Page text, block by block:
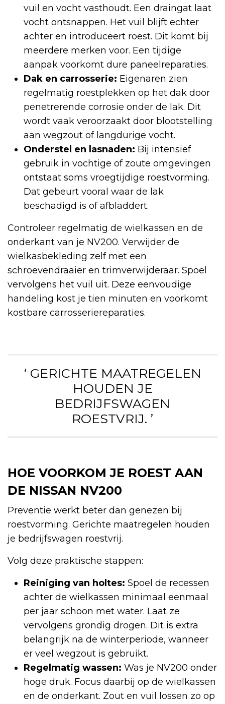
vuil en vocht vasthoudt. Een draingat laat
vocht ontsnappen. Het vuil blijft echter
achter en introduceert roest. Dit komt bij
meerdere merken voor. Een tijdige
aanpak voorkomt dure paneelreparaties.
Dak en carrosserie: Eigenaren zien
regelmatig roestplekken op het dak door
penetrerende corrosie onder de lak. Dit
wordt vaak veroorzaakt door blootstelling
aan wegzout of langdurige vocht.
Onderstel en lasnaden: Bij intensief
gebruik in vochtige of zoute omgevingen
ontstaat soms vroegtijdige roestvorming.
Dat gebeurt vooral waar de lak
beschadigd is of afbladdert.
Controleer regelmatig de wielkassen en de
onderkant van je NV200. Verwijder de
wielkasbekleding zelf met een
schroevendraaier en trimverwijderaar. Spoel
vervolgens het vuil uit. Deze eenvoudige
handeling kost je tien minuten en voorkomt
kostbare carrosseriereparaties.
‘ GERICHTE MAATREGELEN
HOUDEN JE
BEDRIJFSWAGEN
ROESTVRIJ. ’
HOE VOORKOM JE ROEST AAN
DE NISSAN NV200
Preventie werkt beter dan genezen bij
roestvorming. Gerichte maatregelen houden
je bedrijfswagen roestvrij.
Volg deze praktische stappen:
Reiniging van holtes: Spoel de recessen
achter de wielkassen minimaal eenmaal
per jaar schoon met water. Laat ze
vervolgens grondig drogen. Dit is extra
belangrijk na de winterperiode, wanneer
er veel wegzout is gebruikt.
Regelmatig wassen: Was je NV200 onder
hoge druk. Focus daarbij op de wielkassen
en de onderkant. Zout en vuil lossen zo op